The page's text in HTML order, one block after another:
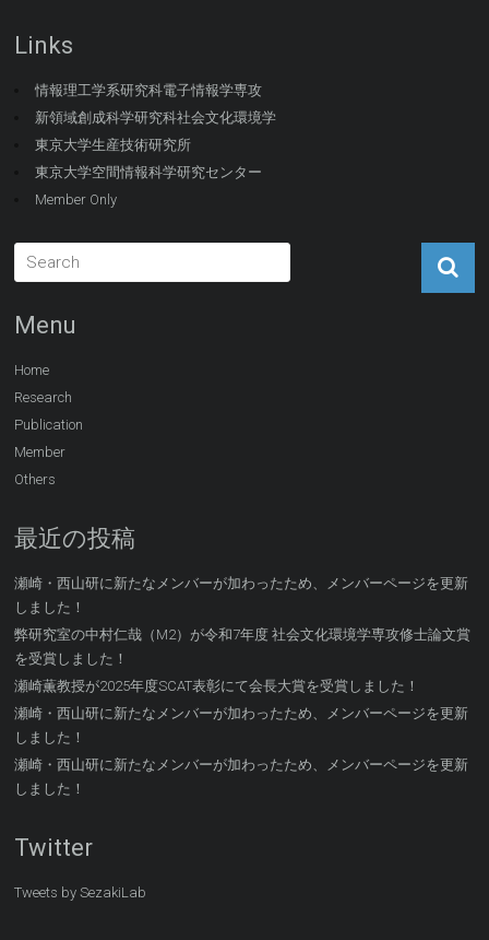
Links
情報理工学系研究科電子情報学専攻
新領域創成科学研究科社会文化環境学
東京大学生産技術研究所
東京大学空間情報科学研究センター
Member Only
Menu
Home
Research
Publication
Member
Others
最近の投稿
瀬崎・西山研に新たなメンバーが加わったため、メンバーページを更新
しました！
弊研究室の中村仁哉（M2）が令和7年度 社会文化環境学専攻修士論文賞
を受賞しました！
瀬崎薫教授が2025年度SCAT表彰にて会長大賞を受賞しました！
瀬崎・西山研に新たなメンバーが加わったため、メンバーページを更新
しました！
瀬崎・西山研に新たなメンバーが加わったため、メンバーページを更新
しました！
Twitter
Tweets by SezakiLab